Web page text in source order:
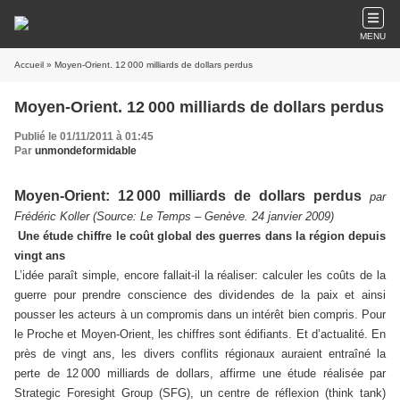
MENU
Accueil » Moyen-Orient. 12 000 milliards de dollars perdus
Moyen-Orient. 12 000 milliards de dollars perdus
Publié le 01/11/2011 à 01:45
Par unmondeformidable
Moyen-Orient: 12000 milliards de dollars perdus par
Frédéric Koller (Source: Le Temps – Genève. 24 janvier 2009)
Une étude chiffre le coût global des guerres dans la région depuis
vingt ans
L’idée paraît simple, encore fallait-il la réaliser: calculer les coûts de la
guerre pour prendre conscience des dividendes de la paix et ainsi
pousser les acteurs à un compromis dans un intérêt bien compris. Pour
le Proche et Moyen-Orient, les chiffres sont édifiants. Et d’actualité. En
près de vingt ans, les divers conflits régionaux auraient entraîné la
perte de 12 000 milliards de dollars, affirme une étude réalisée par
Strategic Foresight Group (SFG), un centre de réflexion (think tank)